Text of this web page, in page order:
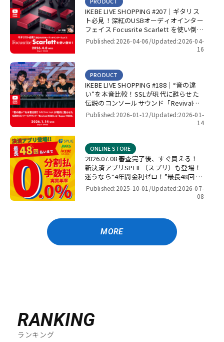
IKEBE LIVE SHOPPING #207｜ギタリス
ト必見！深紅のUSBオーディオインター
フェイス Focusrite Scarlett を使い倒
せ！【presented by パワーレック】
Published:2026-04-06/Updated:2026-04-
16
IKEBE LIVE SHOPPING #188｜“音の違
い”を本音比較！SSLが現代に甦らせた
伝説のコンソールサウンド「Revival
4000」＆「Super 9000」【presented
PRODUCT
Published:2026-01-12/Updated:2026-01-
14
2026.07.08 審査完了後、すぐ買える！
新決済アプリSPLIE（スプリ）も登場！
迷うなら“4年間金利ゼロ！”最長48回 無
金利キャンペーン
ONLINE STORE
Published:2025-10-01/Updated:2026-07-
08
MORE
RANKING
ランキング